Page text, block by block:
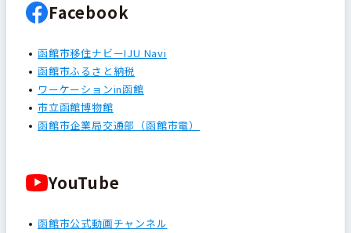
Facebook
函館市移住ナビーIJU Navi
函館市ふるさと納税
ワーケーションin函館
市立函館博物館
函館市企業局交通部（函館市電）
YouTube
函館市公式動画チャンネル